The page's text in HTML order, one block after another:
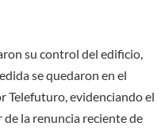
su control del edificio,
se quedaron en el
Telefuturo, evidenciando el
de la renuncia reciente de